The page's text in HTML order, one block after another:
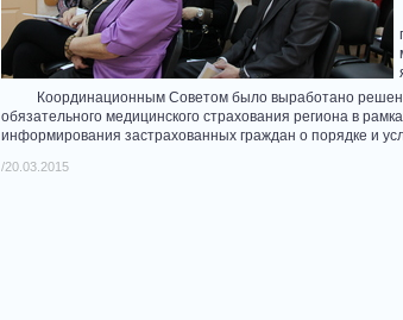
Координационным Советом было выработано
обязательного медицинского страхования региона в
информирования застрахованных граждан о порядке и
/20.03.2015